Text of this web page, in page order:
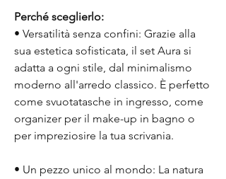
Perché sceglierlo:
• Versatilità senza confini: Grazie alla
sua estetica sofisticata, il set Aura si
adatta a ogni stile, dal minimalismo
moderno all'arredo classico. È perfetto
come svuotatasche in ingresso, come
organizer per il make-up in bagno o
per impreziosire la tua scrivania.
• Un pezzo unico al mondo: La natura